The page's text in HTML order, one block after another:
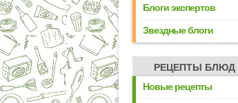
Блоги экспертов
Звездные блоги
РЕЦЕПТЫ БЛЮД
Новые рецепты